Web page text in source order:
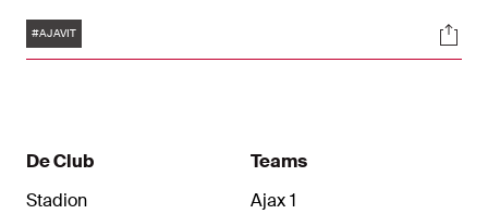
bereidde de trainer zich donderdag voor op de
naderende thuiswedstrijd tegen Vitesse.
Tags
#AJAVIT
De Club
Stadion
Teams
Ajax 1